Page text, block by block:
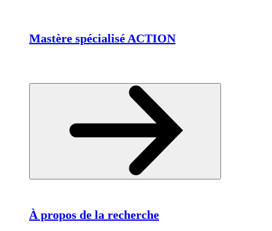
Mastère spécialisé ACTION
À propos de la recherche